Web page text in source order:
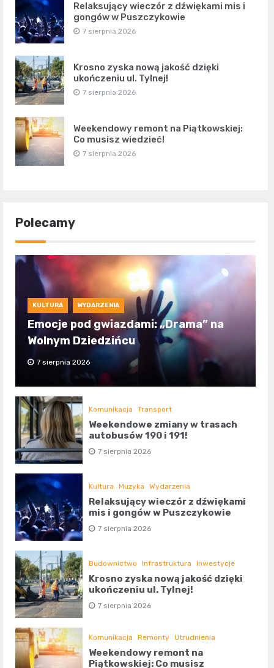
Relaksujący wieczór z dźwiękami mis i
gongów w Puszczykowie
7 sierpnia 2026
Krosno zyska nową jakość dzięki
ukończeniu ul. Tylnej!
7 sierpnia 2026
Weekendowy remont na Piątkowskiej:
Co musisz wiedzieć!
7 sierpnia 2026
Polecamy
KULTURA WYDARZENIA
Emocje pod gwiazdami: „Drama” na
Wolnym Dziedzińcu
7 sierpnia 2026
Komunikacja Transport
Weekendowe zmiany w trasach
autobusów 190 i 191!
7 sierpnia 2026
Kultura Muzyka Wydarzenia
Relaksujący wieczór z dźwiękami
mis i gongów w Puszczykowie
7 sierpnia 2026
Budownictwo Infrastruktura Inwestycje
Krosno zyska nową jakość dzięki
ukończeniu ul. Tylnej!
7 sierpnia 2026
Komunikacja Remonty Utrudnienia
Weekendowy remont na
Piątkowskiej: Co musisz